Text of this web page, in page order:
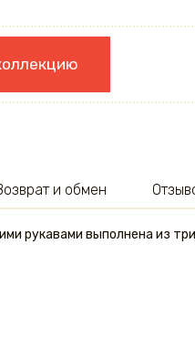
рукавами выполнена из
и обмен